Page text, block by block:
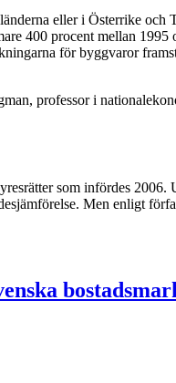
eller i Österrike och
400 procent mellan
för byggvaror
professor i
som infördes 2006.
Men enligt